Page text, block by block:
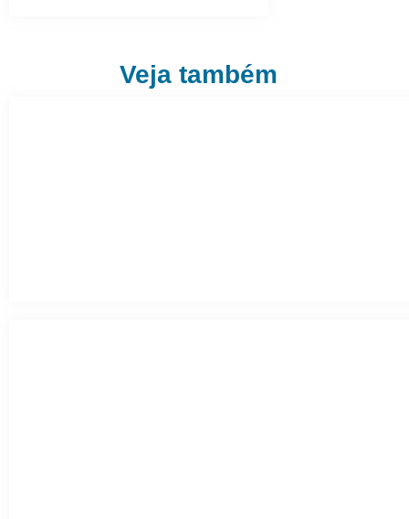
Veja também